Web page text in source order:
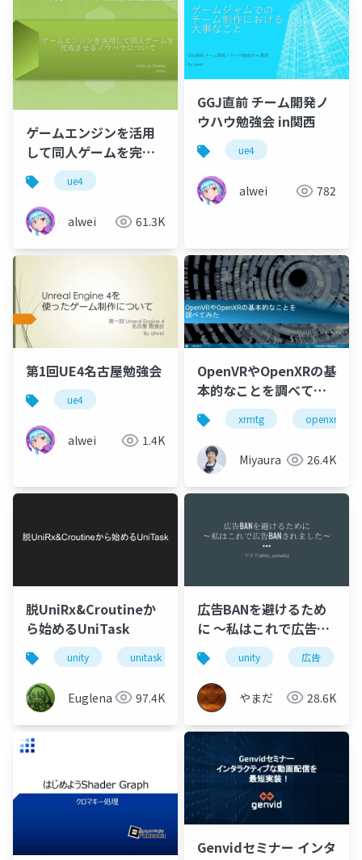
ゲームエンジンを活用
して同人ゲームを完成
させるノウハウについ
て
ue4
alwei 61.3K
GGJ直前 チーム開発ノ
ウハウ勉強会 in関西
ue4
alwei 782
第1回UE4名古屋勉強会
ue4
alwei 1.4K
OpenVRやOpenXRの基
本的なことを調べてみ
た
xrmtg openxr
Miyaura 26.4K
脱UniRx&Croutineか
ら始めるUniTask
unity unitask
Euglena 97.4K
広告BANを避けるため
に 〜私はこれで広告
BANされました〜
unity 広告
やまだ 28.6K
Genvidセミナー インタ